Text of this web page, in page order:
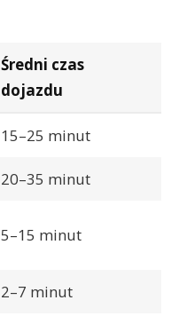
Średni czas
dojazdu
15–25 minut
20–35 minut
5–15 minut
2–7 minut